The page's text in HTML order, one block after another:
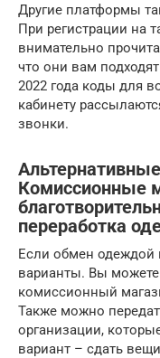
Другие платформы
При регистрации на
внимательно
что они вам
2022 года коды для
кабинету
звонки.
Комиссионные
переработка
Если обмен одеждой
варианты. Вы
комиссионный
Также можно
организации,
вариант – сдать